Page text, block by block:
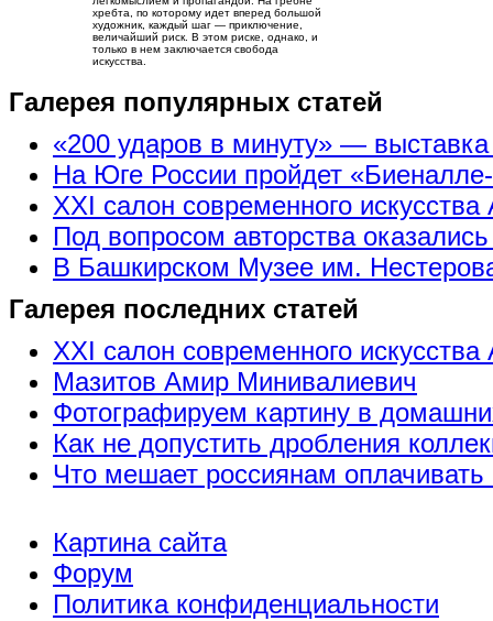
хребта, по которому идет вперед большой
художник, каждый шаг — приключение,
величайший риск. В этом риске, однако, и
только в нем заключается свобода
искусства.
Галерея популярных статей
«200 ударов в минуту» —
На Юге России пройдет
XXI салон современного искусства
Под вопросом авторства
В Башкирском Музее им.
Галерея последних статей
XXI салон современного искусства
Мазитов Амир Минивалиевич
Фотографируем картину в
Как не допустить дробления
Что мешает россиянам
Картина сайта
Форум
Политика конфиденциальности